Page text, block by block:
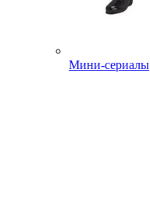
Мини-сериалы